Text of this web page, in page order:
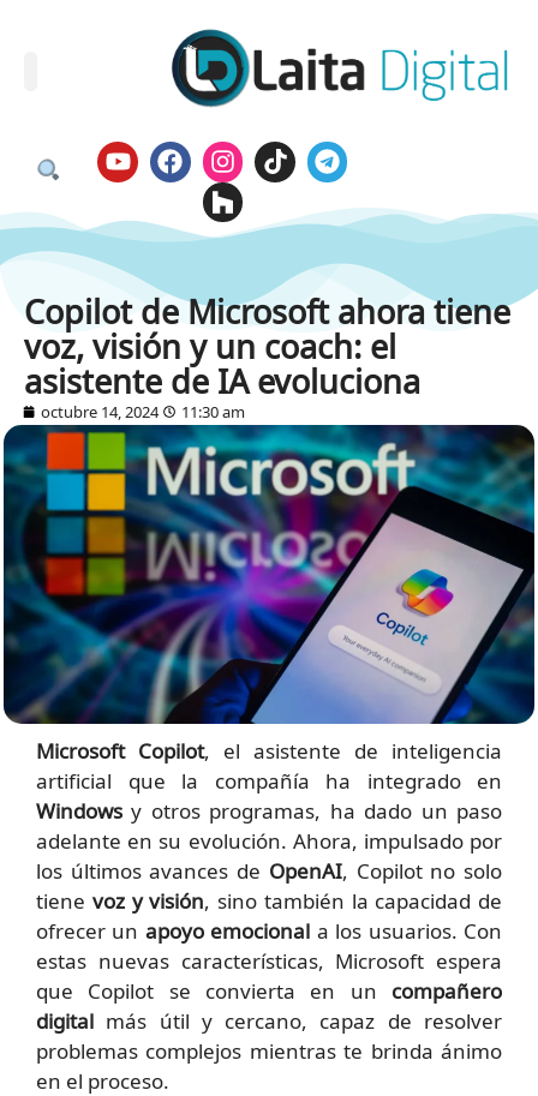
Copilot de Microsoft ahora tiene
voz, visión y un coach: el
asistente de IA evoluciona
octubre 14, 2024 11:30 am
Microsoft Copilot, el asistente de inteligencia
artificial que la compañía ha integrado en
Windows y otros programas, ha dado un paso
adelante en su evolución. Ahora, impulsado por
los últimos avances de OpenAI, Copilot no solo
tiene voz y visión, sino también la capacidad de
ofrecer un apoyo emocional a los usuarios. Con
estas nuevas características, Microsoft espera
que Copilot se convierta en un compañero
digital más útil y cercano, capaz de resolver
problemas complejos mientras te brinda ánimo
en el proceso.